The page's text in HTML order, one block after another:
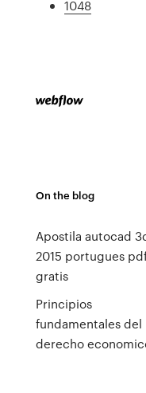
1048
On the blog
Apostila autocad
2015 portugues
gratis
Principios
fundamentales del
derecho